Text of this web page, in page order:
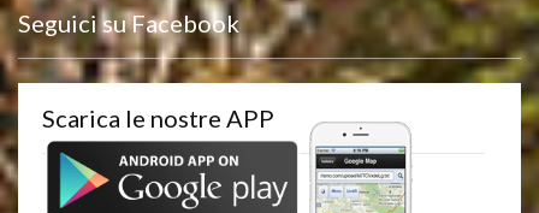
Seguici su Facebook
Scarica le nostre APP